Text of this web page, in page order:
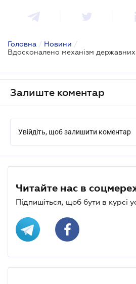
Головна / Новини /
Залиште коментар
Увійдіть, щоб залишити коментар
Читайте нас в
Підпишіться, щоб бути в курсі